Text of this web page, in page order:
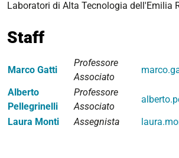
Laboratori di Alta Tecnologia dell'Emilia
Staff
Marco Gatti
Professore
Associato
Alberto
Pellegrinelli
Professore
Associato
Laura Monti
Assegnista